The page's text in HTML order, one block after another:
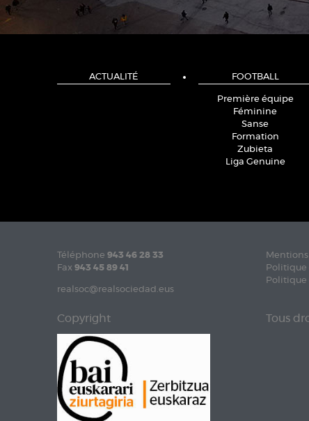
ACTUALITÉ FOOTBALL
Première équipe
Féminine
Sanse
Formation
Zubieta
Liga Genuine
Téléphone 943 46 28 33
Fax 943 45 89 41
realsoc@realsociedad.eus
Politique
Copyright Tous